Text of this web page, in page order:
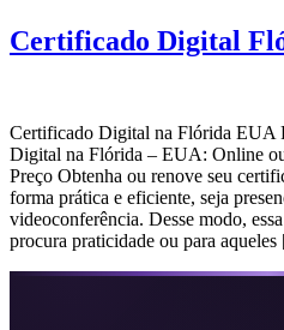
Certificado Digital
Certificado Digital na Flórida EUA
Digital na Flórida – EUA: Online
Preço Obtenha ou renove seu
forma prática e eficiente, seja
videoconferência. Desse modo,
procura praticidade ou para